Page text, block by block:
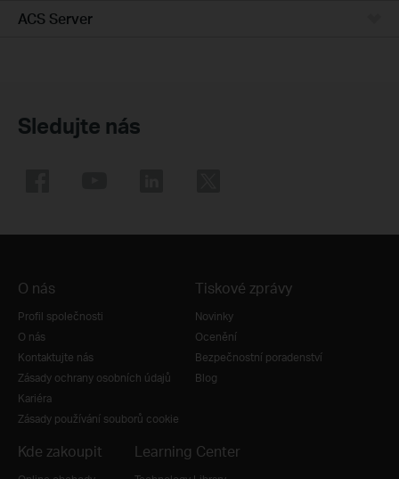
ACS Server
Sledujte nás
O nás
Profil společnosti
O nás
Kontaktujte nás
Zásady ochrany osobních údajů
Kariéra
Zásady používání souborů cookie
Tiskové zprávy
Novinky
Ocenění
Bezpečnostní poradenství
Blog
Kde zakoupit Learning Center